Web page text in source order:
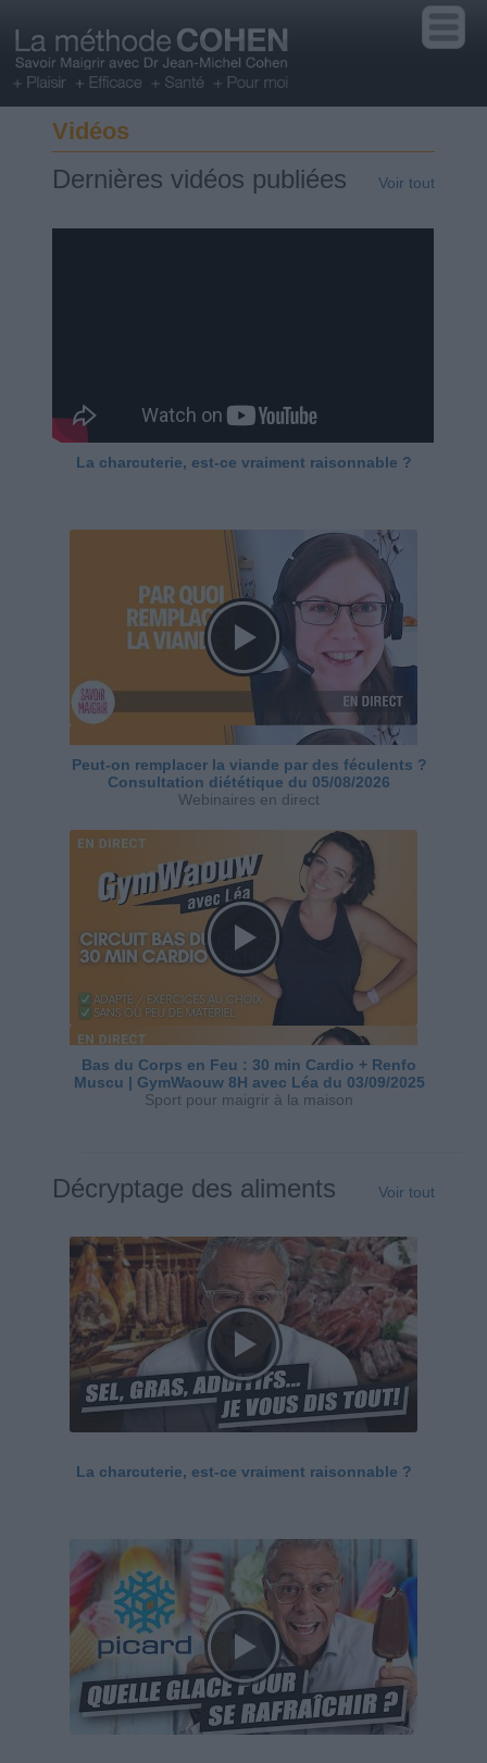
Vidéos
Dernières vidéos publiées Voir tout
La charcuterie, est-ce vraiment raisonnable ?
Peut-on remplacer la viande par des féculents ?
Consultation diététique du 05/08/2026
Webinaires en direct
Bas du Corps en Feu : 30 min Cardio + Renfo
Muscu | GymWaouw 8H avec Léa du 03/09/2025
Sport pour maigrir à la maison
Décryptage des aliments Voir tout
La charcuterie, est-ce vraiment raisonnable ?